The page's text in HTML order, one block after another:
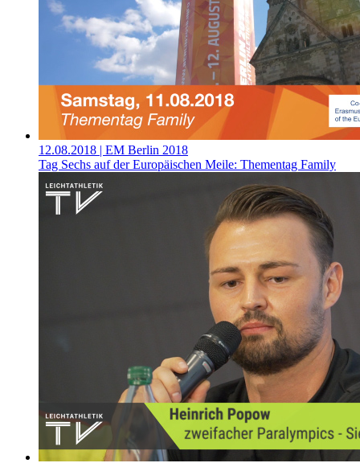
12.08.2018 | EM Berlin 2018
Tag Sechs auf der Europäischen Meile: Thementag Family